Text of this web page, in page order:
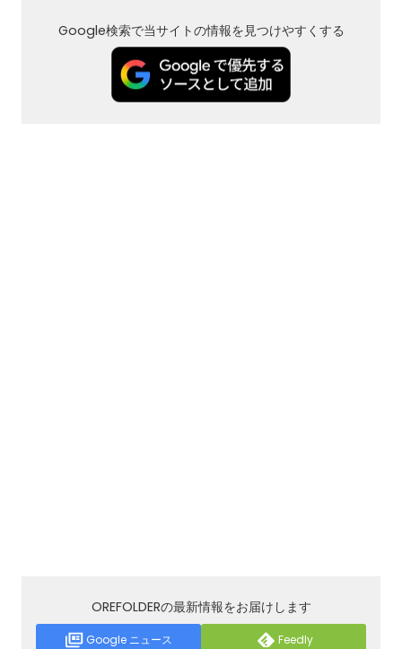
Google検索で当サイトの情報を見つけやすくする
OREFOLDERの最新情報をお届けします
Google ニュース Feedly